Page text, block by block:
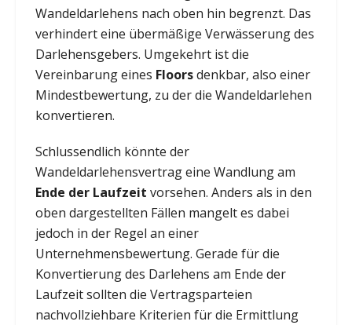
Wandeldarlehens nach oben hin begrenzt. Das
verhindert eine übermäßige Verwässerung des
Darlehensgebers. Umgekehrt ist die
Vereinbarung eines Floorsdenkbar, also einer
Mindestbewertung, zu der die Wandeldarlehen
konvertieren.
Schlussendlich könnte der
Wandeldarlehensvertrag eine Wandlung am
Ende der Laufzeit vorsehen. Anders als in den
oben dargestellten Fällen mangelt es dabei
jedoch in der Regel an einer
Unternehmensbewertung. Gerade für die
Konvertierung des Darlehens am Ende der
Laufzeit sollten die Vertragsparteien
nachvollziehbare Kriterien für die Ermittlung